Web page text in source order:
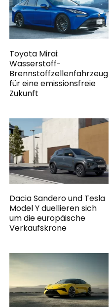
Toyota Mirai:
Wasserstoff-
Brennstoffzellenfahrzeug
für eine emissionsfreie
Zukunft
Dacia Sandero und Tesla
Model Y duellieren sich
um die europäische
Verkaufskrone